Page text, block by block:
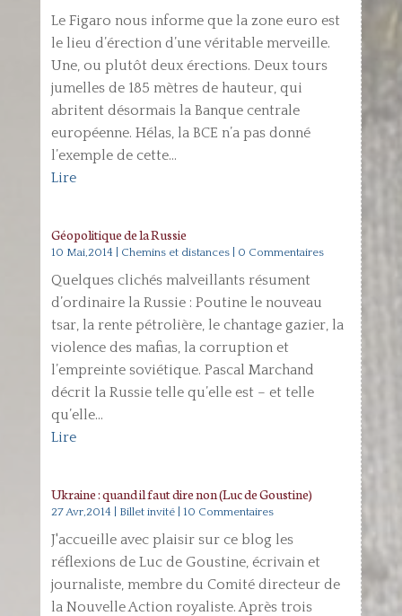
Le Figaro nous informe que la zone euro est
le lieu d’érection d’une véritable merveille.
Une, ou plutôt deux érections. Deux tours
jumelles de 185 mètres de hauteur, qui
abritent désormais la Banque centrale
européenne. Hélas, la BCE n’a pas donné
l’exemple de cette...
Lire
Géopolitique de la Russie
10 Mai,2014 Chemins et distances| 0 Commentaires
Quelques clichés malveillants résument
d’ordinaire la Russie : Poutine le nouveau
tsar, la rente pétrolière, le chantage gazier, la
violence des mafias, la corruption et
l’empreinte soviétique. Pascal Marchand
décrit la Russie telle qu’elle est – et telle
qu’elle...
Lire
Ukraine : quand il faut dire non (Luc de Goustine)
27 Avr,2014 Billet invité| 10 Commentaires
J'accueille avec plaisir sur ce blog les
réflexions de Luc de Goustine, écrivain et
journaliste, membre du Comité directeur de
la Nouvelle Action royaliste. Après trois